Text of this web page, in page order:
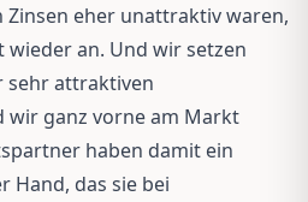
eher unattraktiv waren,
an. Und wir setzen
sehr attraktiven
wir ganz vorne am Markt
haben damit ein
Hand, das sie bei